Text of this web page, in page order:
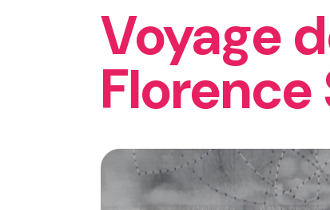
Printemps des artistes
Les estivales de Garonne
Le grand lancement de saison
Les
Voyage